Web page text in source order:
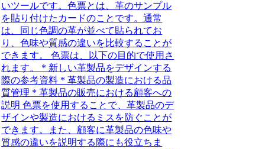
いツールです。色票とは、革のサンプル
を貼り付けたカードのことです。通常
は、同じ色調の革が並べて貼られてお
り、色味や質感の違いを比較することが
できます。 色票は、以下の目的で使用さ
れます。 * 新しい革製品をデザインする
際の参考資料 * 革製品の製造における品
質管理 * 革製品の販売における顧客への
説明 色票を使用することで、革製品のデ
ザインや製造におけるミスを防ぐことが
できます。また、顧客に革製品の色味や
質感の違いを説明する際にも役立ちま